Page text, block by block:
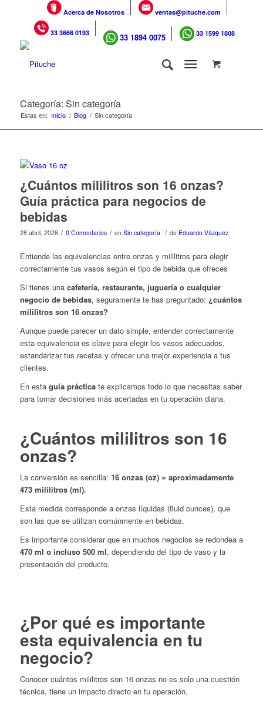
Acerca de Nosotros ventas@pituche.com
33 3666 0193 33 1894 0075 33 1599 1808
Categoría: Sin categoría
Estas en: Inicio / Blog / Sin categoría
¿Cuántos mililitros son 16 onzas?
Guía práctica para negocios de
bebidas
28 abril, 2026 / 0 Comentarios / en Sin categoría / de Eduardo Vázquez
Entiende las equivalencias entre onzas y mililitros para elegir
correctamente tus vasos según el tipo de bebida que ofreces
Si tienes una cafetería, restaurante, juguería o cualquier
negocio de bebidas, seguramente te has preguntado: ¿cuántos
mililitros son 16 onzas?
Aunque puede parecer un dato simple, entender correctamente
esta equivalencia es clave para elegir los vasos adecuados,
estandarizar tus recetas y ofrecer una mejor experiencia a tus
clientes.
En esta guía prácticate explicamos todo lo que necesitas saber
para tomar decisiones más acertadas en tu operación diaria.
¿Cuántos mililitros son 16
onzas?
La conversión es sencilla: 16 onzas (oz) = aproximadamente
473 mililitros (ml).
Esta medida corresponde a onzas líquidas (fluid ounces), que
son las que se utilizan comúnmente en bebidas.
Es importante considerar que en muchos negocios se redondea a
470 ml o incluso 500 ml, dependiendo del tipo de vaso y la
presentación del producto.
¿Por qué es importante
esta equivalencia en tu
negocio?
Conocer cuántos mililitros son 16 onzas no es solo una cuestión
técnica, tiene un impacto directo en tu operación.